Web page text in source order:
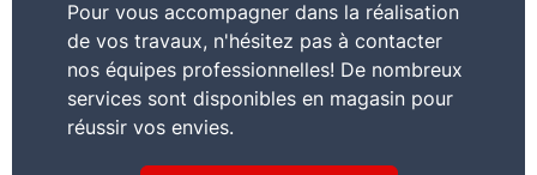
Pour vous accompagner dans la réalisation
de vos travaux, n'hésitez pas à contacter
nos équipes professionnelles! De nombreux
services sont disponibles en magasin pour
réussir vos envies.